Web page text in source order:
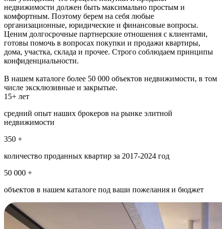
недвижимости должен быть максимально простым и
комфортным. Поэтому берем на себя любые
организационные, юридические и финансовые вопросы.
Ценим долгосрочные партнерские отношения с клиентами,
готовы помочь в вопросах покупки и продажи квартиры,
дома, участка, склада и прочее. Строго соблюдаем принципы
конфиденциальности.
В нашем каталоге более 50 000 объектов недвижимости, в том
числе эксклюзивные и закрытые.
15+ лет
средний опыт наших брокеров на рынке элитной
недвижимости
350 +
количество проданных квартир за 2017-2024 год
50 000 +
объектов в нашем каталоге под ваши пожелания и бюджет